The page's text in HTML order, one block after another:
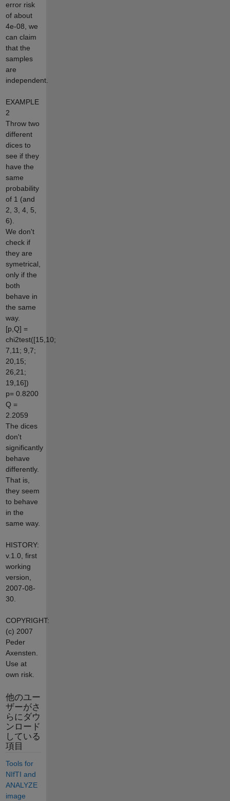
error risk
of about
4e-08, we
can claim
that the
samples
are
independent.
EXAMPLE
2
Throw two
different
dices to
see if they
have the
same
probability
of 1 (and
2, 3, 4, 5,
6).
We don't
check if
they are
symetrical,
only if the
both
behave in
the same
way.
[p,Q] =
chi2test([15,10;
7,11; 9,7;
20,15;
26,21;
19,16])
p= 0.8200
Q =
2.2059
The dices
don't
significantly
behave
differently.
That is,
they seem
to behave
in the
same way.
HISTORY:
v.1.0, first
working
version,
2007-08-
30.
COPYRIGHT:
(c) 2007
Peder
Axensten.
Use at
own risk.
他のユー
ザーがさ
らにダウ
ンロード
している
項目
Tools for
NIfTI and
ANALYZE
image